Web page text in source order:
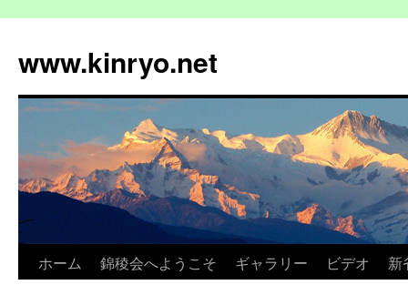
テ
ン
へ
ッ
www.kinryo.net
ホーム 錦稜会へようこそ ギャラリー ビデオ 新